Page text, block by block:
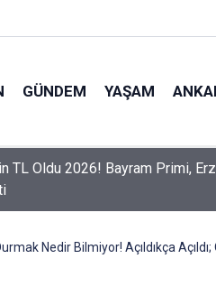
GÜNDEM YAŞAM
3 İhlal Ehliyet İptaline Neden
Nedir Bilmiyor! Açıldıkça Açıldı;